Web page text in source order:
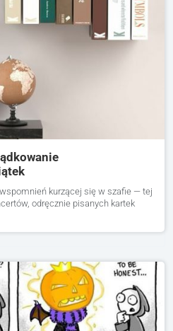
kurzącej się w szafie — tej
odręcznie pisanych kartek